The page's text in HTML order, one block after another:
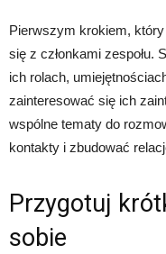
Pierwszym krokiem,
się z członkami zespołu.
ich rolach,
zainteresować się ich
wspólne tematy do
kontakty i zbudować
Przygotuj
sobie